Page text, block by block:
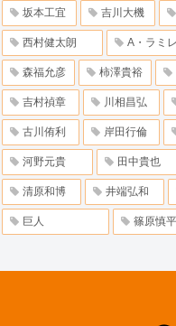
坂本工宜 吉川大機
西村健太朗 A・ラミ
森福允彦 柿澤貴裕
吉村禎章 川相昌弘
古川侑利 岸田行倫
河野元貴 田中貴也
清原和博 井端弘和
巨人 篠原慎平